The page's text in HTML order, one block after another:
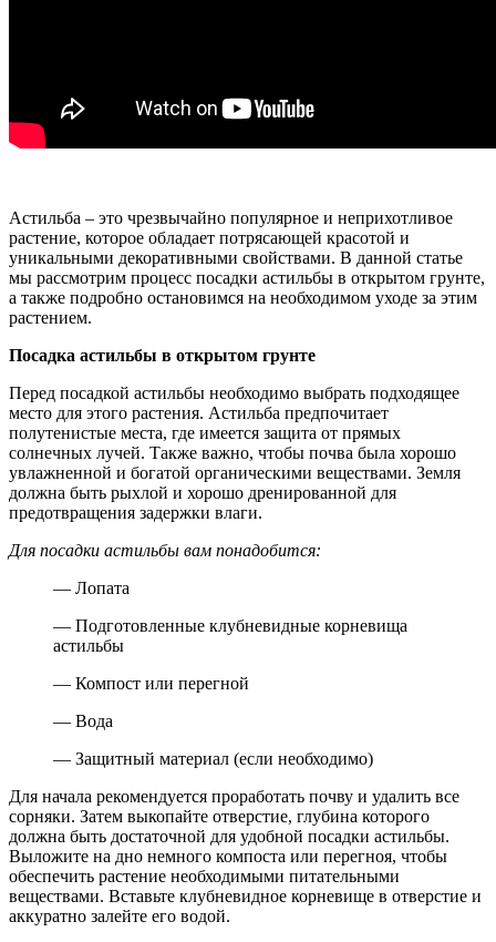
Астильба – это чрезвычайно популярное и неприхотливое
растение, которое обладает потрясающей красотой и
уникальными декоративными свойствами. В данной статье
мы рассмотрим процесс посадки астильбы в открытом грунте,
а также подробно остановимся на необходимом уходе за этим
растением.
Посадка астильбы в открытом грунте
Перед посадкой астильбы необходимо выбрать подходящее
место для этого растения. Астильба предпочитает
полутенистые места, где имеется защита от прямых
солнечных лучей. Также важно, чтобы почва была хорошо
увлажненной и богатой органическими веществами. Земля
должна быть рыхлой и хорошо дренированной для
предотвращения задержки влаги.
Для посадки астильбы вам понадобится:
— Лопата
— Подготовленные клубневидные корневища
астильбы
— Компост или перегной
— Вода
— Защитный материал (если необходимо)
Для начала рекомендуется проработать почву и удалить все
сорняки. Затем выкопайте отверстие, глубина которого
должна быть достаточной для удобной посадки астильбы.
Выложите на дно немного компоста или перегноя, чтобы
обеспечить растение необходимыми питательными
веществами. Вставьте клубневидное корневище в отверстие и
аккуратно залейте его водой.